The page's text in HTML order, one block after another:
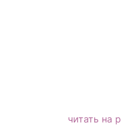
читать на